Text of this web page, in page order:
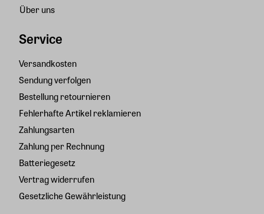
Über uns
Service
Versandkosten
Sendung verfolgen
Bestellung retournieren
Fehlerhafte Artikel reklamieren
Zahlungsarten
Zahlung per Rechnung
Batteriegesetz
Vertrag widerrufen
Gesetzliche Gewährleistung